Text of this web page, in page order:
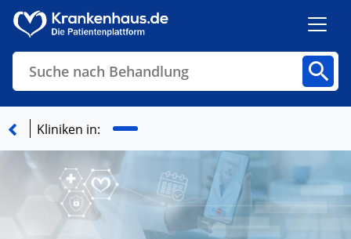
Suche nach Behandlung
Finden
Kliniken in: